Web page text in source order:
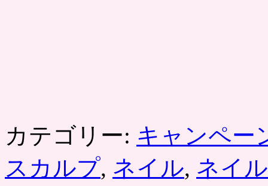
カテゴリー: キャンペー
スカルプ, ネイル, ネイ